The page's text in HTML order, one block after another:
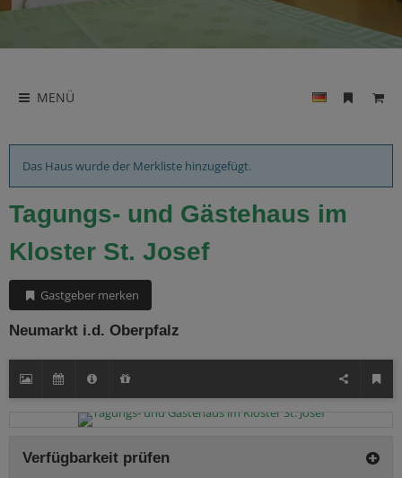
MENÜ
Das Haus wurde der Merkliste hinzugefügt.
Tagungs- und Gästehaus im
Kloster St. Josef
Gastgeber merken
Neumarkt i.d. Oberpfalz
Verfügbarkeit prüfen